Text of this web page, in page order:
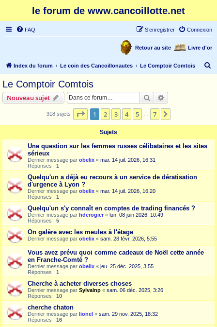
le forum de www.cancoillotte.net
FAQ Connexion
S’enregistrer
Livre d'or
Retour au site
Index du forum Le coin des Cancoillonautes Le Comptoir Comtois
r
Le Comptoir Comtois
Nouveau sujet Rechercher
318 sujets Page 1sur7
1 2 3 4 5 7
Sujets
Une question sur les femmes russes célibataires et les sites
sérieux
Dernier message par obelix « mar. 14 juil. 2026, 16:31
Réponses : 1
Quelqu'un a déjà eu recours à un service de dératisation
d'urgence à Lyon ?
Dernier message par obelix « mar. 14 juil. 2026, 16:20
Réponses : 1
Quelqu'un s'y connaît en comptes de trading financés ?
Dernier message par hderogier « lun. 08 juin 2026, 10:49
Réponses : 5
On galère avec les meules à l'étage
Dernier message par obelix « sam. 28 févr. 2026, 5:55
Vous avez prévu quoi comme cadeaux de Noël cette année
en Franche-Comté ?
Dernier message par obelix « jeu. 25 déc. 2025, 3:55
Réponses : 1
Cherche à acheter diverses choses
Dernier message par Sylvainp « sam. 06 déc. 2025, 3:26
Réponses : 10
cherche chaton
Dernier message par lionel « sam. 29 nov. 2025, 18:32
Réponses : 16